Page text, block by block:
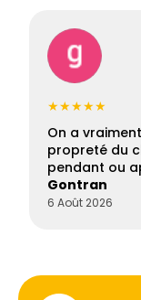
★★★★★
On a
propreté du
pendant ou
Gontran
6 Août 2026